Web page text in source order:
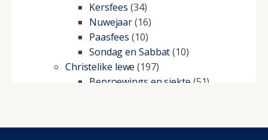
Kersfees (34)
Nuwejaar(16)
Paasfees (10)
Sondag en Sabbat(10)
Christelike lewe (197)
Beproewings en siekte (51)
Geestelike Groei(10)